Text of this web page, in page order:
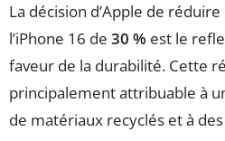
La décision d’Apple de
l’iPhone 16 de 30 % est le
faveur de la durabilité. Cette
principalement attribuable à
de matériaux recyclés et à